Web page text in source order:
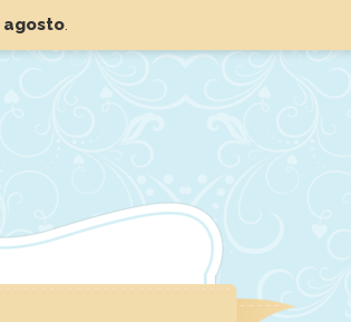
agosto.